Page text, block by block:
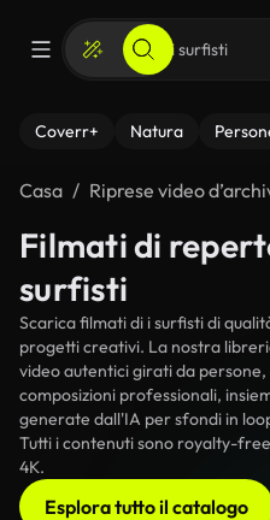
Coverr+ Natura
Casa Riprese video
Filmati di
surfisti
Scarica filmati di i surfisti di
progetti creativi. La nostra
video autentici girati da
composizioni professionali,
generate dall'IA per sfondi in
Tutti i contenuti sono royalty-
4K.
Esplora tutto il catalogo